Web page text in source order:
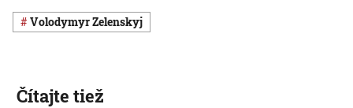
Volodymyr Zelenskyj
Čítajte tiež